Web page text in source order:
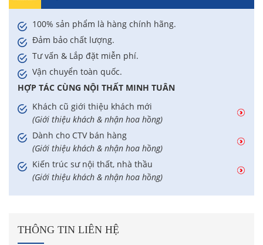
100% sản phẩm là hàng chính hãng.
Đảm bảo chất lượng.
Tư vấn & Lắp đặt miễn phí.
Vận chuyển toàn quốc.
HỢP TÁC CÙNG NỘI THẤT MINH TUÂN
Khách cũ giới thiệu khách mới
(Giới thiệu khách & nhận hoa hồng)
Dành cho CTV bán hàng
(Giới thiệu khách & nhận hoa hồng)
Kiến trúc sư nội thất, nhà thầu
(Giới thiệu khách & nhận hoa hồng)
THÔNG TIN LIÊN HỆ